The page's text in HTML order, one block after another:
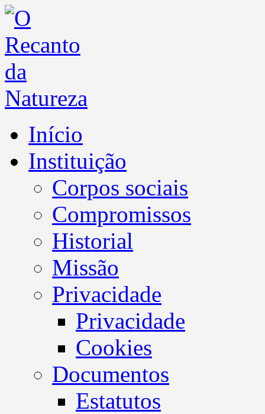
Início
Instituição
Corpos sociais
Compromissos
Historial
Missão
Privacidade
Privacidade
Cookies
Documentos
Estatutos